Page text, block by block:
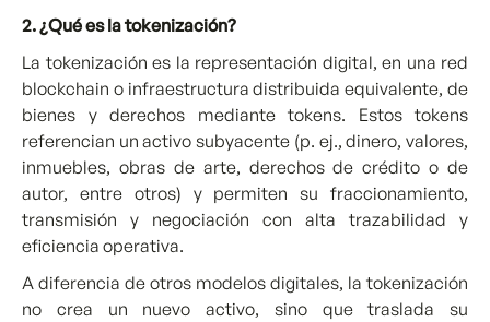
2. ¿Qué es la tokenización?
La tokenización es la representación digital, en una red
blockchain o infraestructura distribuida equivalente, de
bienes y derechos mediante tokens. Estos tokens
referencian un activo subyacente (p. ej., dinero, valores,
inmuebles, obras de arte, derechos de crédito o de
autor, entre otros) y permiten su fraccionamiento,
transmisión y negociación con alta trazabilidad y
eficiencia operativa.
A diferencia de otros modelos digitales, la tokenización
no crea un nuevo activo, sino que traslada su